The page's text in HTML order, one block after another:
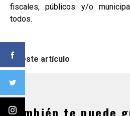
fiscales, públicos y/o
todos.
En este artículo